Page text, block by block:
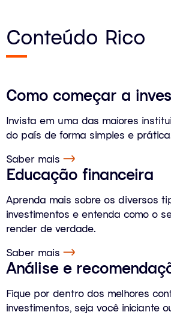
Conteúdo Rico
Como começar a
Invista em uma das maiores
do país de forma simples e
Saber mais
Educação financeira
Aprenda mais sobre os diversos
investimentos e entenda como o
render de verdade.
Saber mais
Análise e
Fique por dentro dos melhores
investimentos, seja você iniciante